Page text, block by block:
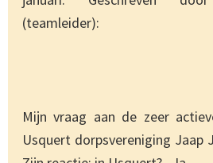
(teamleider):
Mijn vraag aan de zeer
Usquert dorpsvereniging Jaap